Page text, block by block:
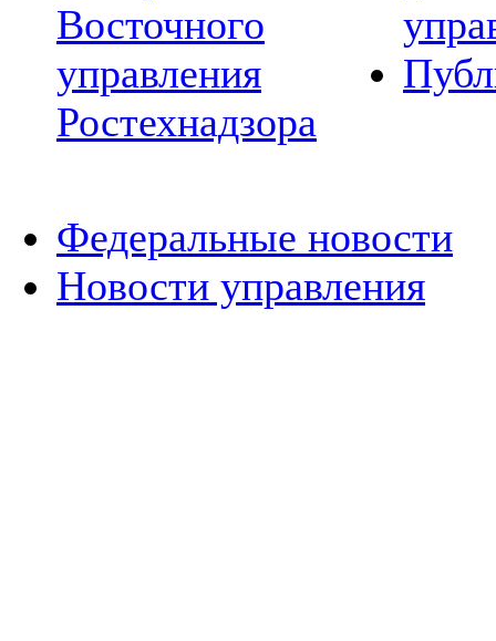
Восточного
управления
Ростехнадзора
Федеральные новости
Новости управления